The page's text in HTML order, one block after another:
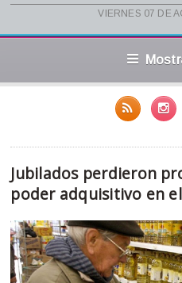
viernes 07 de
Jubilados perdieron
poder adquisitivo en